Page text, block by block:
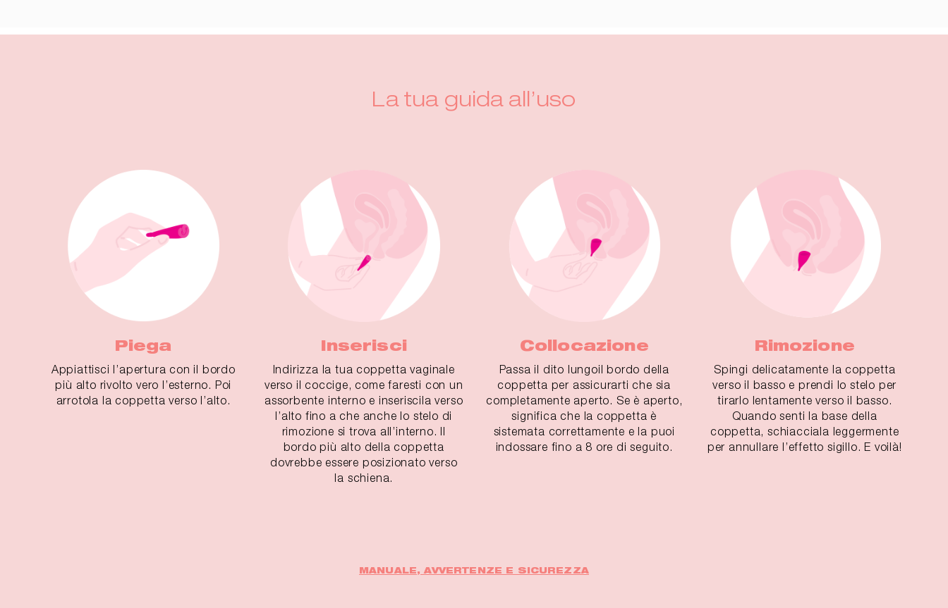
La tua guida all’uso
Piega
Appiattisci l’apertura con il bordo
più alto rivolto vero l’esterno. Poi
arrotola la coppetta verso l’alto.
Inserisci
Indirizza la tua coppetta vaginale
verso il coccige, come faresti con un
assorbente interno e inseriscila verso
l’alto fino a che anche lo stelo di
rimozione si trova all’interno. Il
bordo più alto della coppetta
dovrebbe essere posizionato verso
la schiena.
Collocazione
Passa il dito lungoil bordo della
coppetta per assicurarti che sia
completamente aperto. Se è aperto,
significa che la coppetta è
sistemata correttamente e la puoi
indossare fino a 8 ore di seguito.
Rimozione
Spingi delicatamente la coppetta
verso il basso e prendi lo stelo per
tirarlo lentamente verso il basso.
Quando senti la base della
coppetta, schiacciala leggermente
per annullare l’effetto sigillo. E voilà!
MANUALE, AVVERTENZE E SICUREZZA